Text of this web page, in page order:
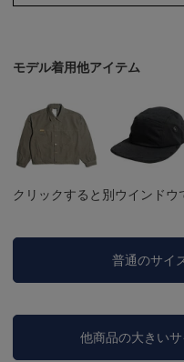
モデル着用他アイテム
クリックすると別ウインドウ
普通のサイ
他商品の大きい